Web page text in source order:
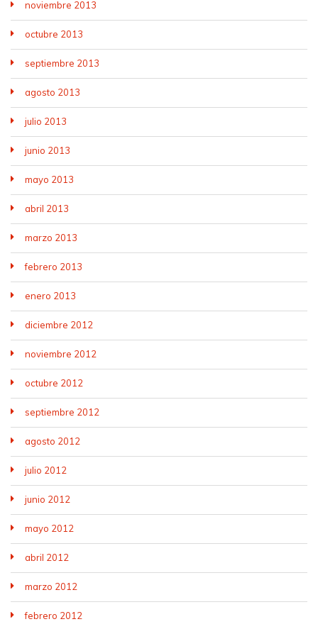
noviembre 2013
octubre 2013
septiembre 2013
agosto 2013
julio 2013
junio 2013
mayo 2013
abril 2013
marzo 2013
febrero 2013
enero 2013
diciembre 2012
noviembre 2012
octubre 2012
septiembre 2012
agosto 2012
julio 2012
junio 2012
mayo 2012
abril 2012
marzo 2012
febrero 2012